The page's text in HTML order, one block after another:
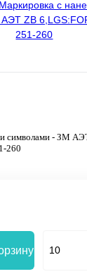
символами - ЗМ
260